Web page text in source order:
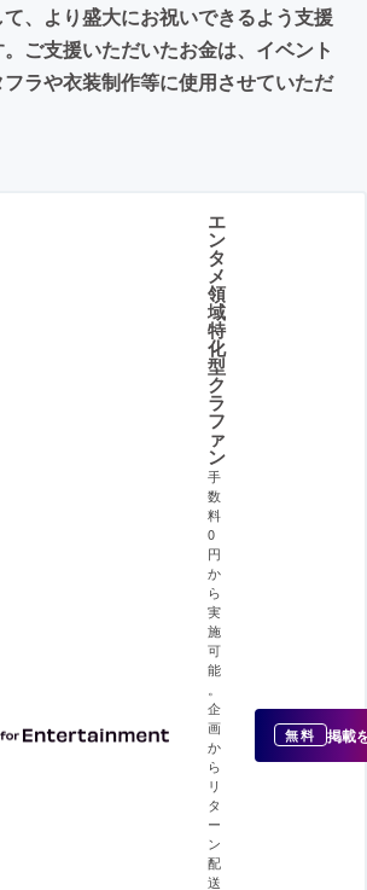
、より盛大にお祝いできるよう支援
ご支援いただいたお金は、イベント
ラや衣装制作等に使用させていただ
エ
ン
タ
メ
領
域
特
化
型
ク
ラ
フ
ァ
ン
手
数
料
0
円
か
ら
実
施
可
能
企
画
か
ら
リ
タ
ー
ン
配
送
無料 掲載